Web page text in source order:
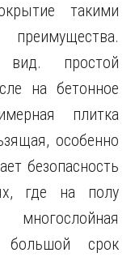
такими
вид. простой
на бетонное
плитка
особенно
безопасность
где на полу
большой срок